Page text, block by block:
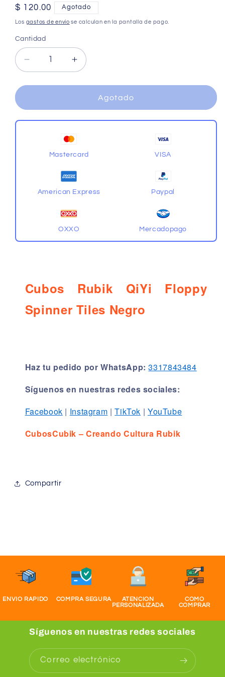
Precio
habitual
$ 120.00 Agotado
Los gastos de envío se calculan en la pantalla de pago.
Cantidad
Cantidad
Reducir
cantidad
para
3x3x1
Floppy
Negro
Aumentar
cantidad
para
3x3x1
Floppy
Tiles
Negro
Agotado
Mastercard VISA
American Express Paypal
OXXO Mercadopago
Cubos Rubik QiYi Floppy
Spinner Tiles Negro
Haz tu pedido por WhatsApp: 3317843484
Síguenos en nuestras redes sociales:
Facebook | Instagram |TikTok | YouTube
CubosCubik – Creando Cultura Rubik
Compartir
ENVIO RAPIDO COMPRA SEGURA
ATENCION
PERSONALIZADA
COMO
COMPRAR
Síguenos en nuestras redes sociales
Correo electrónico